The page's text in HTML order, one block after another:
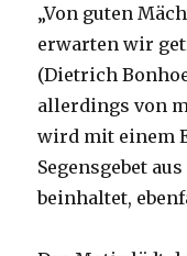
„Von guten
erwarten wir
(Dietrich
allerdings von
wird mit einem
Segensgebet
beinhaltet,